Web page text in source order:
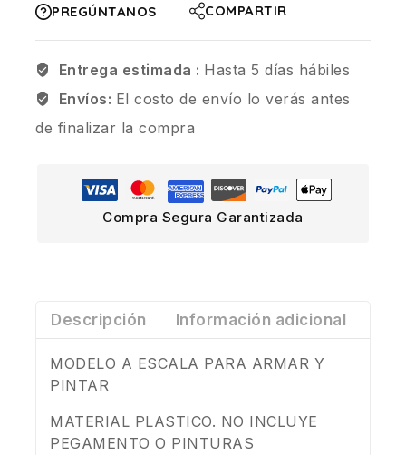
PREGÚNTANOS
COMPARTIR
Entrega estimada : Hasta 5 días hábiles
Envíos: El costo de envío lo verás antes
de finalizar la compra
Compra Segura Garantizada
Descripción Información adicional
MODELO A ESCALA PARA ARMAR Y
PINTAR
MATERIAL PLASTICO. NO INCLUYE
PEGAMENTO O PINTURAS